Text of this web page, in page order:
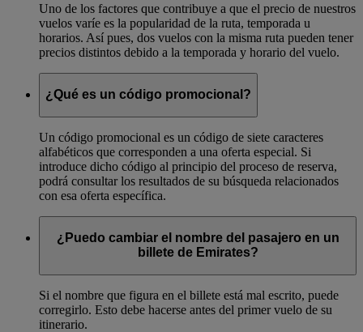
Uno de los factores que contribuye a que el precio de nuestros
vuelos varíe es la popularidad de la ruta, temporada u
horarios. Así pues, dos vuelos con la misma ruta pueden tener
precios distintos debido a la temporada y horario del vuelo.
¿Qué es un código promocional?
Un código promocional es un código de siete caracteres
alfabéticos que corresponden a una oferta especial. Si
introduce dicho código al principio del proceso de reserva,
podrá consultar los resultados de su búsqueda relacionados
con esa oferta específica.
¿Puedo cambiar el nombre del pasajero en un
billete de Emirates?
Si el nombre que figura en el billete está mal escrito, puede
corregirlo. Esto debe hacerse antes del primer vuelo de su
itinerario.